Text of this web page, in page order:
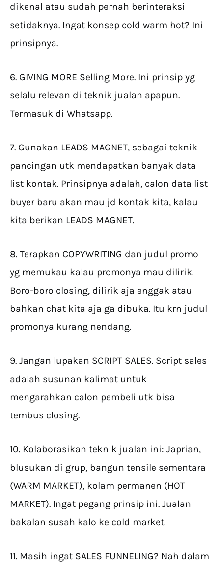
dikenal atau sudah pernah berinteraksi
setidaknya. Ingat konsep cold warm hot? Ini
prinsipnya.
6. GIVING MORE Selling More. Ini prinsip yg
selalu relevan di teknik jualan apapun.
Termasuk di Whatsapp.
7. Gunakan LEADS MAGNET, sebagai teknik
pancingan utk mendapatkan banyak data
list kontak. Prinsipnya adalah, calon data list
buyer baru akan mau jd kontak kita, kalau
kita berikan LEADS MAGNET.
8. Terapkan COPYWRITING dan judul promo
yg memukau kalau promonya mau dilirik.
Boro-boro closing, dilirik aja enggak atau
bahkan chat kita aja ga dibuka. Itu krn judul
promonya kurang nendang.
9. Jangan lupakan SCRIPT SALES. Script sales
adalah susunan kalimat untuk
mengarahkan calon pembeli utk bisa
tembus closing.
10. Kolaborasikan teknik jualan ini: Japrian,
blusukan di grup, bangun tensile sementara
(WARM MARKET), kolam permanen (HOT
MARKET). Ingat pegang prinsip ini. Jualan
bakalan susah kalo ke cold market.
11. Masih ingat SALES FUNNELING? Nah dalam